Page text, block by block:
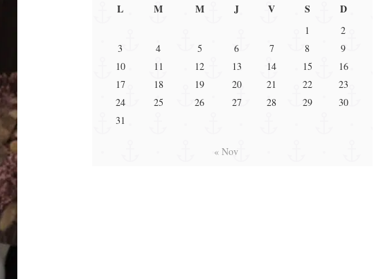
L M M J V S D
1
2
3
4 5 6 7 8
9
10
11 12 13 14 15
16
17
18 19 20 21 22
23
24
25 26 27 28 29
30
31
« Nov